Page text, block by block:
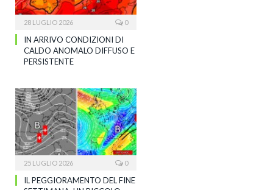
28 LUGLIO 2026 0
IN ARRIVO CONDIZIONI DI
CALDO ANOMALO DIFFUSO E
PERSISTENTE
25 LUGLIO 2026 0
IL PEGGIORAMENTO DEL FINE